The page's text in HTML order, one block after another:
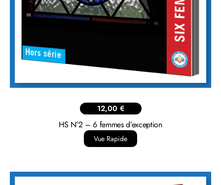
12,00 €
HS N°2 – 6 femmes d’exception
Vue Rapide